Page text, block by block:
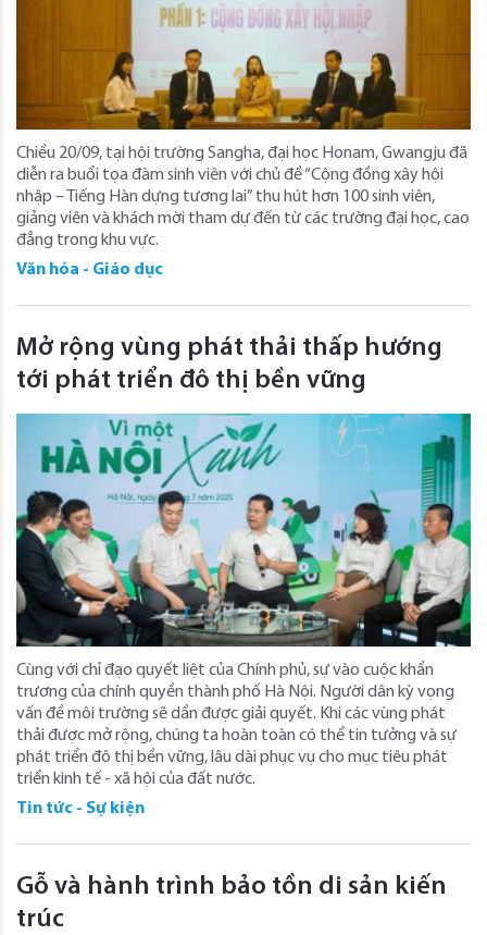
Chiều 20/09, tại hội trường Sangha, đại học Honam, Gwangju đã
diễn ra buổi tọa đàm sinh viên với chủ đề “Cộng đồng xây hội
nhập – Tiếng Hàn dựng tương lai” thu hút hơn 100 sinh viên,
giảng viên và khách mời tham dự đến từ các trường đại học, cao
đẳng trong khu vực.
Văn hóa - Giáo dục
Mở rộng vùng phát thải thấp hướng
tới phát triển đô thị bền vững
Cùng với chỉ đạo quyết liệt của Chính phủ, sự vào cuộc khẩn
trương của chính quyền thành phố Hà Nội. Người dân kỳ vọng
vấn đề môi trường sẽ dần được giải quyết. Khi các vùng phát
thải được mở rộng, chúng ta hoàn toàn có thể tin tưởng và sự
phát triển đô thị bền vững, lâu dài phục vụ cho mục tiêu phát
triển kinh tế - xã hội của đất nước.
Tin tức - Sự kiện
Gỗ và hành trình bảo tồn di sản kiến
trúc